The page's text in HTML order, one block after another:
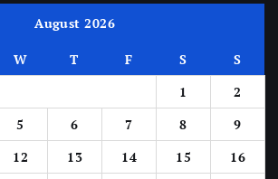
August 2026
W T F S
S
1
2
5 6 7 8
9
12 13 14 15
16